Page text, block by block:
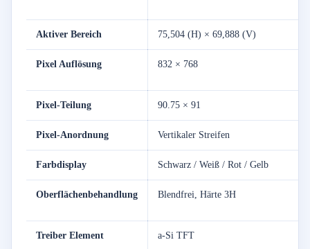
Aktiver Bereich 75,504 (H) × 69,888 (V)
Pixel Auflösung 832 × 768
Pixel-Teilung 90.75 × 91
Pixel-Anordnung Vertikaler Streifen
Farbdisplay Schwarz / Weiß / Rot / Gelb
Oberflächenbehandlung Blendfrei, Härte 3H
Treiber Element a-Si TFT